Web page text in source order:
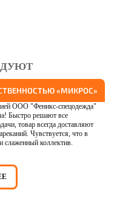
«МИКРОС»
ООО "Феникс-спецодежда"
Быстро решают все
товар всегда доставляют
Чувствуется, что в
слаженный коллектив.